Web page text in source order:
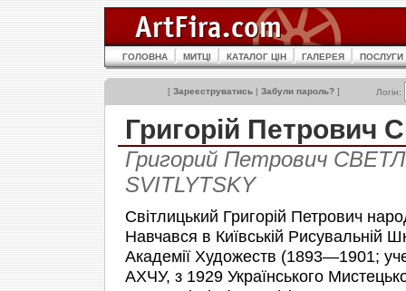
ГОЛОВНА МИТЦІ КАТАЛОГ ЦІН ГАЛЕРЕЯ ПОСЛУГИ
[ Зареєструватись | Забули пароль? ] Логін:
Григорій
Григорий Петрович
SVITLYTSKY
Світлицький Григорій Петрович
Навчався в Київській Рисувальній
Академії Художеств (1893—1901;
АХЧУ, з 1929 Українського